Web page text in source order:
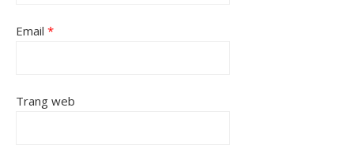
Email *
Trang web